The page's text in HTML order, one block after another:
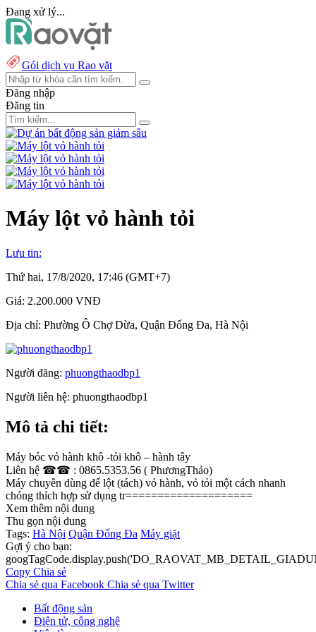
Đang xử lý...
Gói dịch vụ Rao vặt
Đăng nhập
Đăng tin
Máy lột vỏ hành tỏi
Lưu tin:
Thứ hai, 17/8/2020, 17:46 (GMT+7)
Giá: 2.200.000 VNĐ
Địa chỉ: Phường Ô Chợ Dừa, Quận Đống Đa, Hà Nội
Người đăng: phuongthaodbp1
Người liên hệ: phuongthaodbp1
Mô tả chi tiết:
Máy bóc vỏ hành khô -tỏi khô – hành tây
Liên hệ ☎☎ : 0865.5353.56 ( PhươngThảo)
Máy chuyên dùng để lột (tách) vỏ hành, vỏ tỏi một cách nhanh
chóng thích hợp sử dụng tr====================
Xem thêm nội dung
Thu gọn nội dung
Tags: Hà Nội Quận Đống Đa Máy giặt
Gợi ý cho bạn:
Copy Chia sẻ
Chia sẻ qua Facebook Chia sẻ qua Twitter
Bất động sản
Điện tử, công nghệ